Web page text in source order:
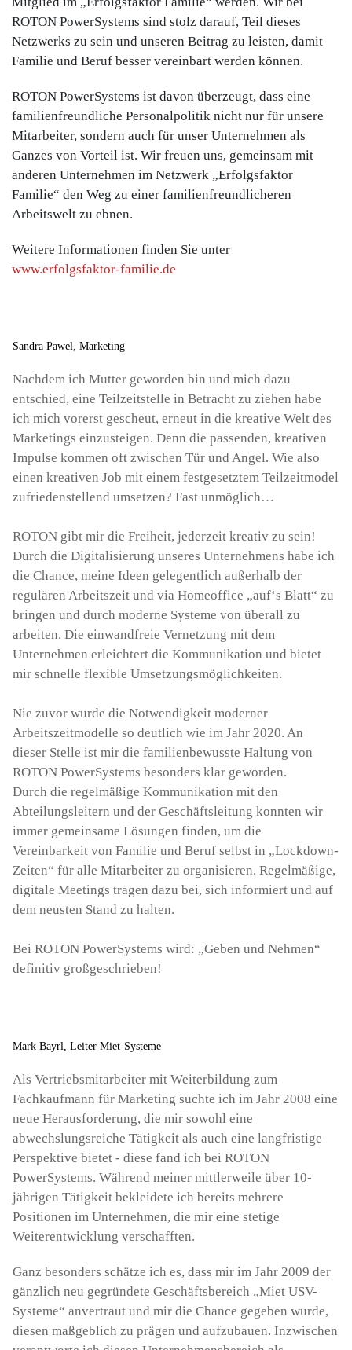
ROTON PowerSystems sind stolz darauf, Teil dieses
Netzwerks zu sein und unseren Beitrag zu leisten, damit
Familie und Beruf besser vereinbart werden können.
ROTON PowerSystems ist davon überzeugt, dass eine
familienfreundliche Personalpolitik nicht nur für unsere
Mitarbeiter, sondern auch für unser Unternehmen als
Ganzes von Vorteil ist. Wir freuen uns, gemeinsam mit
anderen Unternehmen im Netzwerk „Erfolgsfaktor
Familie“ den Weg zu einer familienfreundlicheren
Arbeitswelt zu ebnen.
Weitere Informationen finden Sie unter
www.erfolgsfaktor-familie.de
Sandra Pawel, Marketing
Nachdem ich Mutter geworden bin und mich dazu
entschied, eine Teilzeitstelle in Betracht zu ziehen habe
ich mich vorerst gescheut, erneut in die kreative Welt des
Marketings einzusteigen. Denn die passenden, kreativen
Impulse kommen oft zwischen Tür und Angel. Wie also
einen kreativen Job mit einem festgesetztem Teilzeitmodel
zufriedenstellend umsetzen? Fast unmöglich…
ROTON gibt mir die Freiheit, jederzeit kreativ zu sein!
Durch die Digitalisierung unseres Unternehmens habe ich
die Chance, meine Ideen gelegentlich außerhalb der
regulären Arbeitszeit und via Homeoffice „auf‘s Blatt“ zu
bringen und durch moderne Systeme von überall zu
arbeiten. Die einwandfreie Vernetzung mit dem
Unternehmen erleichtert die Kommunikation und bietet
mir schnelle flexible Umsetzungsmöglichkeiten.
Nie zuvor wurde die Notwendigkeit moderner
Arbeitszeitmodelle so deutlich wie im Jahr 2020. An
dieser Stelle ist mir die familienbewusste Haltung von
ROTON PowerSystems besonders klar geworden.
Durch die regelmäßige Kommunikation mit den
Abteilungsleitern und der Geschäftsleitung konnten wir
immer gemeinsame Lösungen finden, um die
Vereinbarkeit von Familie und Beruf selbst in „Lockdown-
Zeiten“ für alle Mitarbeiter zu organisieren. Regelmäßige,
digitale Meetings tragen dazu bei, sich informiert und auf
dem neusten Stand zu halten.
Bei ROTON PowerSystems wird: „Geben und Nehmen“
definitiv großgeschrieben!
Mark Bayrl, Leiter Miet-Systeme
Als Vertriebsmitarbeiter mit Weiterbildung zum
Fachkaufmann für Marketing suchte ich im Jahr 2008 eine
neue Herausforderung, die mir sowohl eine
abwechslungsreiche Tätigkeit als auch eine langfristige
Perspektive bietet - diese fand ich bei ROTON
PowerSystems. Während meiner mittlerweile über 10-
jährigen Tätigkeit bekleidete ich bereits mehrere
Positionen im Unternehmen, die mir eine stetige
Weiterentwicklung verschafften.
Ganz besonders schätze ich es, dass mir im Jahr 2009 der
gänzlich neu gegründete Geschäftsbereich „Miet USV-
Systeme“ anvertraut und mir die Chance gegeben wurde,
diesen maßgeblich zu prägen und aufzubauen. Inzwischen